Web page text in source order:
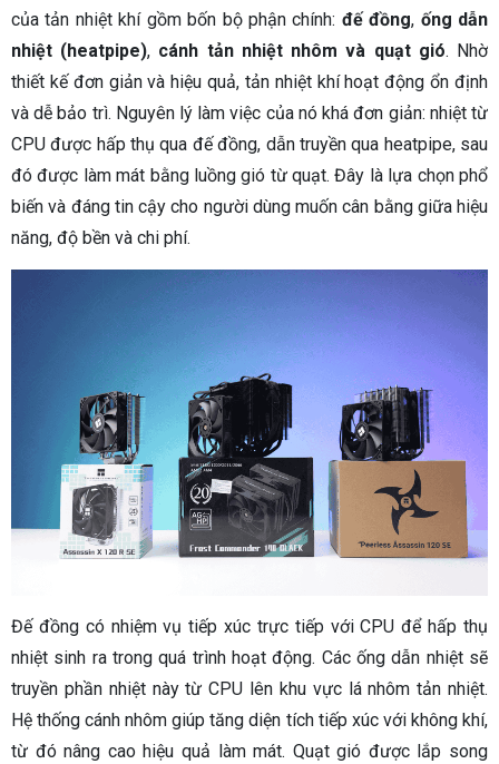
của tản nhiệt khí gồm bốn bộ phận chính: đế đồng, ống dẫn
nhiệt (heatpipe), cánh tản nhiệt nhôm và quạt gió. Nhờ
thiết kế đơn giản và hiệu quả, tản nhiệt khí hoạt động ổn định
và dễ bảo trì. Nguyên lý làm việc của nó khá đơn giản: nhiệt từ
CPU được hấp thụ qua đế đồng, dẫn truyền qua heatpipe, sau
đó được làm mát bằng luồng gió từ quạt. Đây là lựa chọn phổ
biến và đáng tin cậy cho người dùng muốn cân bằng giữa hiệu
năng, độ bền và chi phí.
Đế đồng có nhiệm vụ tiếp xúc trực tiếp với CPU để hấp thụ
nhiệt sinh ra trong quá trình hoạt động. Các ống dẫn nhiệt sẽ
truyền phần nhiệt này từ CPU lên khu vực lá nhôm tản nhiệt.
Hệ thống cánh nhôm giúp tăng diện tích tiếp xúc với không khí,
từ đó nâng cao hiệu quả làm mát. Quạt gió được lắp song